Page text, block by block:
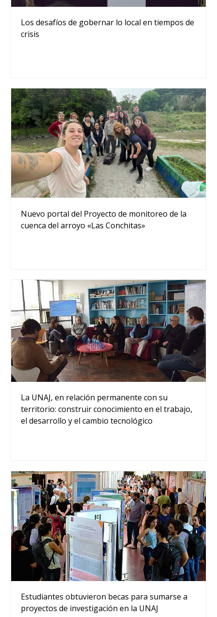
Los desafíos de gobernar lo local en tiempos de
crisis
Nuevo portal del Proyecto de monitoreo de la
cuenca del arroyo «Las Conchitas»
La UNAJ, en relación permanente con su
territorio: construir conocimiento en el trabajo,
el desarrollo y el cambio tecnológico
Estudiantes obtuvieron becas para sumarse a
proyectos de investigación en la UNAJ